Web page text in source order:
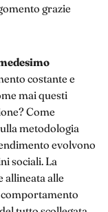
grazie
costante e
mai questi
Come
metodologia
evolvono
sociali. La
allineata alle